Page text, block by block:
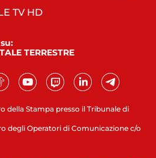
della Stampa presso il Tribunale di
degli Operatori di Comunicazione c/o
TV HD
TERRESTRE